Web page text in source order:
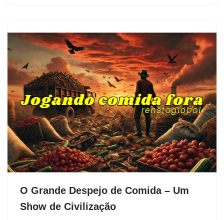
O Grande Despejo de Comida – Um
Show de Civilização